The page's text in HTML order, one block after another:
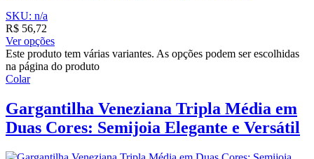
SKU: n/a
R$ 56,72
Ver opções
Este produto tem várias variantes. As opções podem ser escolhidas
na página do produto
Colar
Gargantilha Veneziana Tripla Média em
Duas Cores: Semijoia Elegante e Versátil